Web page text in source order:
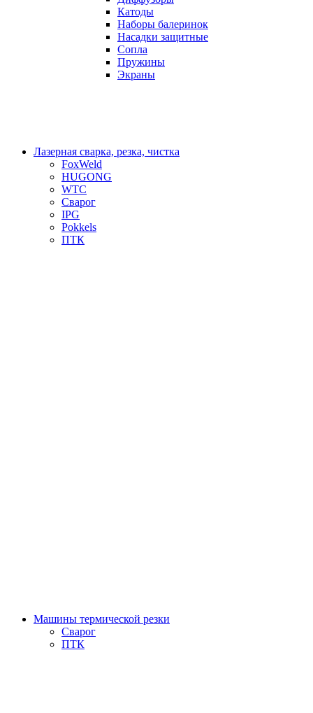
Катоды
Наборы балеринок
Насадки защитные
Сопла
Пружины
Экраны
Лазерная сварка, резка, чистка
FoxWeld
HUGONG
WTC
Сварог
IPG
Pokkels
ПТК
Машины термической резки
Сварог
ПТК